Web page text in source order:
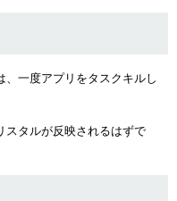
一度アプリをタスクキルし
スタルが反映されるはずで